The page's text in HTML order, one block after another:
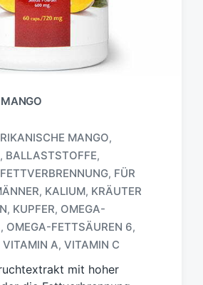
MANGO,
, BALLASTSTOFFE,
FETTVERBRENNUNG, FÜR
, KALIUM, KRÄUTER
, KUPFER, OMEGA-
, OMEGA-FETTSÄUREN 6,
VITAMIN A, VITAMIN C
mit hoher